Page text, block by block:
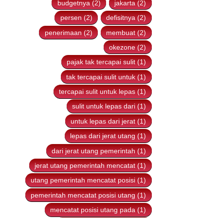
persen (2)
defisitnya (2)
penerimaan (2)
membuat (2)
okezone (2)
pajak tak tercapai sulit (1)
tak tercapai sulit untuk (1)
tercapai sulit untuk lepas (1)
sulit untuk lepas dari (1)
untuk lepas dari jerat (1)
lepas dari jerat utang (1)
dari jerat utang pemerintah (1)
jerat utang pemerintah mencatat (1)
utang pemerintah mencatat posisi (1)
pemerintah mencatat posisi utang (1)
mencatat posisi utang pada (1)